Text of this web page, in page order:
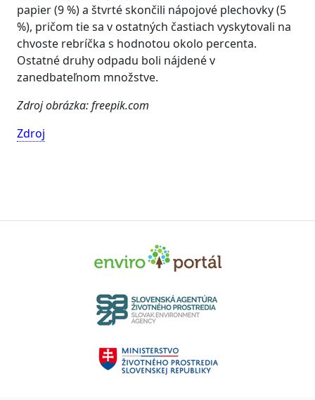
papier (9 %) a štvrté skončili nápojové plechovky (5
%), pričom tie sa v ostatných častiach vyskytovali na
chvoste rebríčka s hodnotou okolo percenta.
Ostatné druhy odpadu boli nájdené v
zanedbateľnom množstve.
Zdroj obrázka: freepik.com
Zdroj